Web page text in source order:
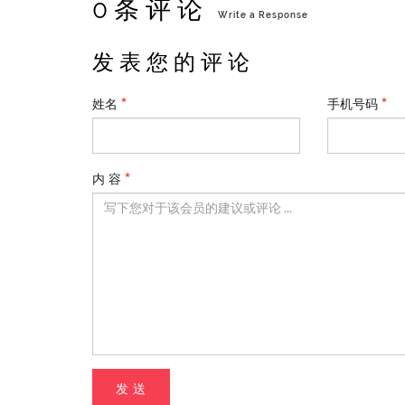
0 条 评 论 Write a Response
发 表 您 的 评 论
姓名 手机号码
内 容
发 送